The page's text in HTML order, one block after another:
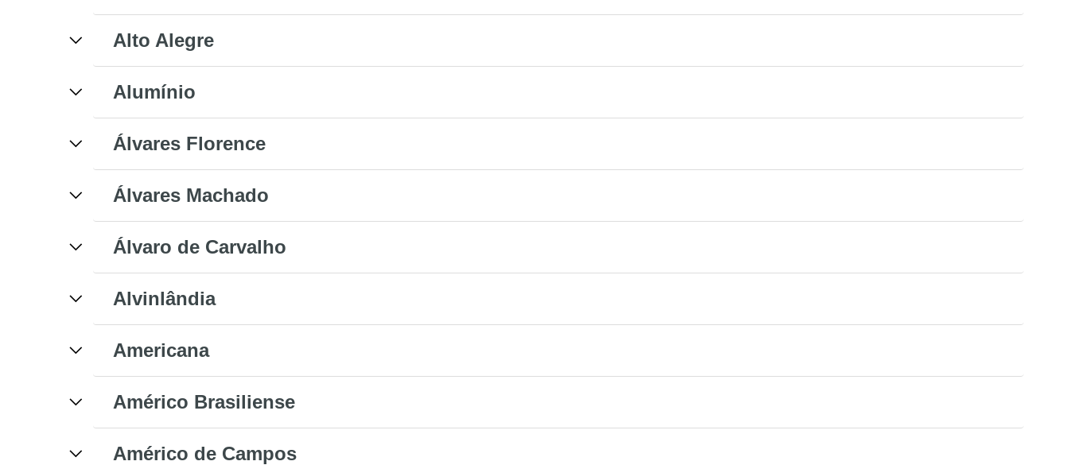
Alto Alegre
Alumínio
Álvares Florence
Álvares Machado
Álvaro de Carvalho
Alvinlândia
Americana
Américo Brasiliense
Américo de Campos